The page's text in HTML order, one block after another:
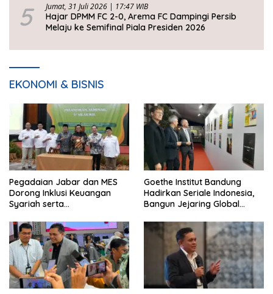
5 Jumat, 31 Juli 2026 | 17:47 WIB
Hajar DPMM FC 2-0, Arema FC Dampingi Persib
Melaju ke Semifinal Piala Presiden 2026
EKONOMI & BISNIS
Pegadaian Jabar dan MES
Dorong Inklusi Keuangan
Syariah serta
Goethe Institut Bandung
Hadirkan Seriale Indonesia,
Bangun Jejaring Global